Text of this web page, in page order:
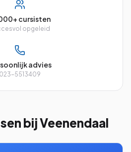
cursisten
opgeleid
advies
023-5513409
bij Veenendaal